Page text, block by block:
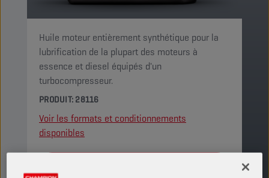
Huile moteur entièrement synthétique pour la
lubrification de la plupart des moteurs à
essence et diesel équipés d'un
turbocompresseur.
PRODUIT: 28116
Voir les formats et conditionnements
disponibles